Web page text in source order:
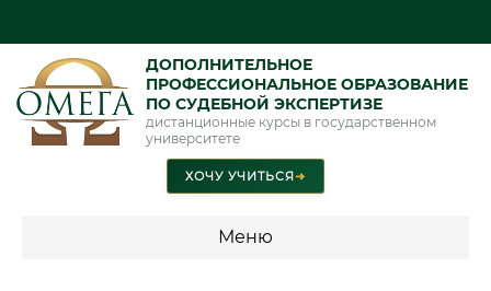
ДОПОЛНИТЕЛЬНОЕ
ПРОФЕССИОНАЛЬНОЕ ОБРАЗОВАНИЕ
ПО СУДЕБНОЙ ЭКСПЕРТИЗЕ
дистанционные курсы в государственном
университете
ХОЧУ УЧИТЬСЯ➜
Меню